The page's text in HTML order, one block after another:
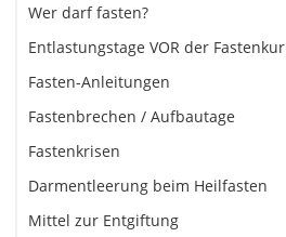
Wer darf fasten?
Entlastungstage VOR der Fastenkur
Fasten-Anleitungen
Fastenbrechen / Aufbautage
Fastenkrisen
Darmentleerung beim Heilfasten
Mittel zur Entgiftung